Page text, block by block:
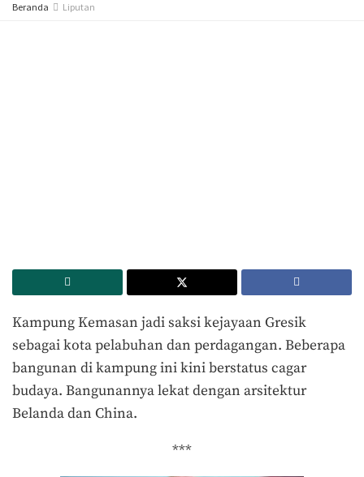
Beranda Liputan
Kampung Kemasan jadi saksi kejayaan Gresik
sebagai kota pelabuhan dan perdagangan. Beberapa
bangunan di kampung ini kini berstatus cagar
budaya. Bangunannya lekat dengan arsitektur
Belanda dan China.
***